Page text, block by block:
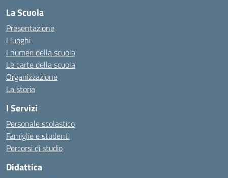
La Scuola
Presentazione
I luoghi
I numeri della scuola
Le carte della scuola
Organizzazione
La storia
I Servizi
Personale scolastico
Famiglie e studenti
Percorsi di studio
Didattica